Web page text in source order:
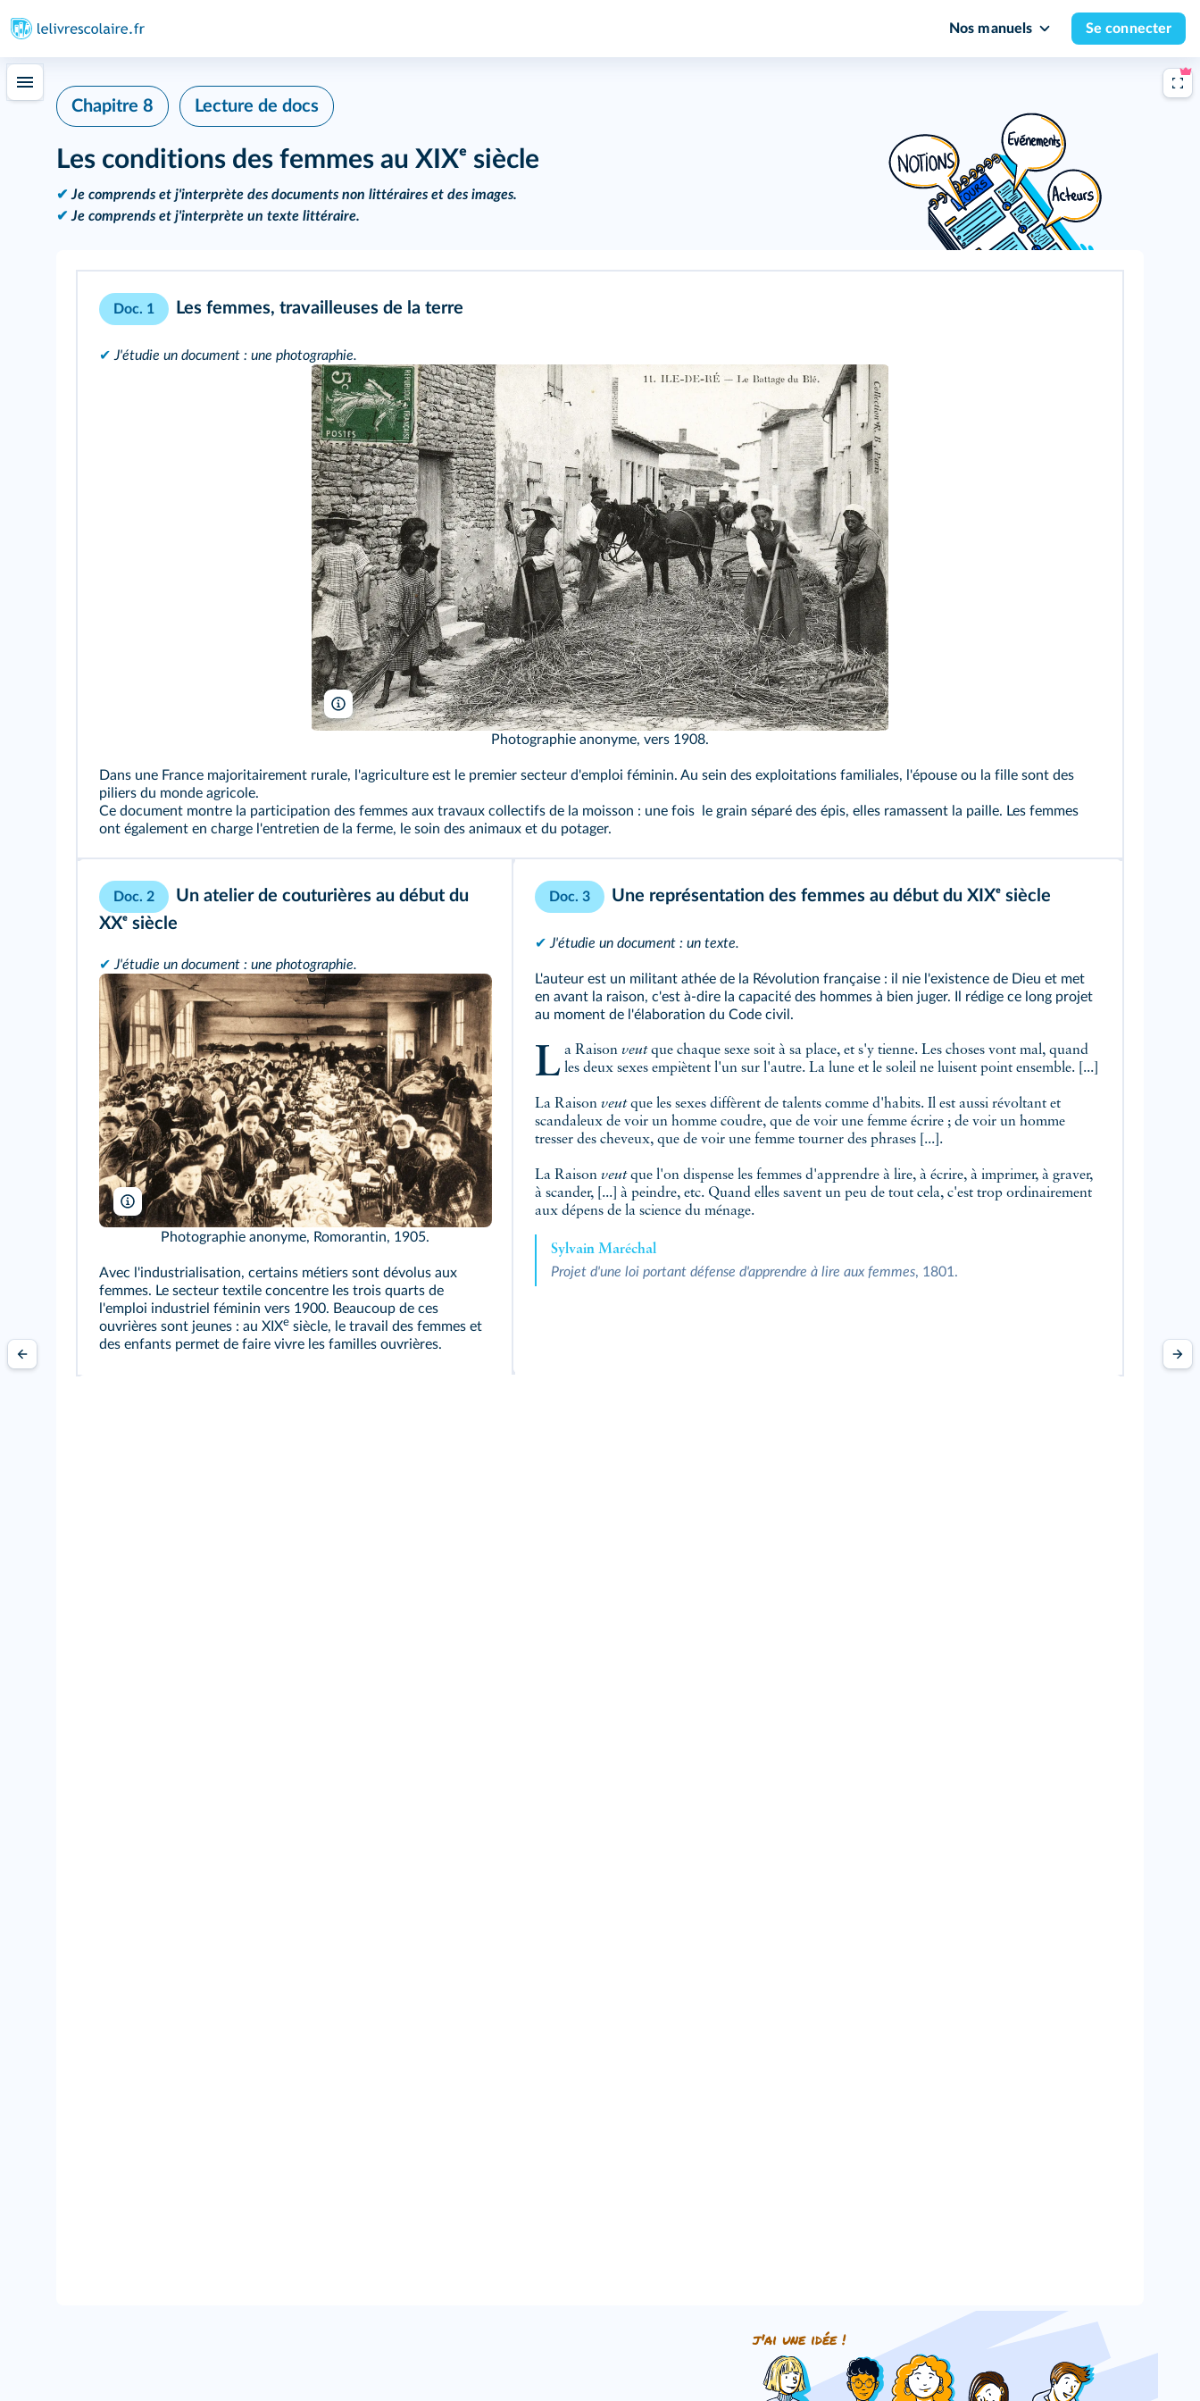
Nos manuels Se connecter
Chapitre 8 Lecture de docs
Les conditions des femmes au XIXᵉ siècle
✔ Je comprends et j'interprète des documents non littéraires et des images.
✔ Je comprends et j'interprète un texte littéraire.
Doc. 1 Les femmes, travailleuses de la terre
✔ J'étudie un document : une photographie.
Coll. IM/Kharbine-Tapabor
Photographie anonyme, vers 1908.
Dans une France majoritairement rurale, l'agriculture est le premier secteur d'emploi féminin. Au sein des exploitations familiales, l'épouse ou la fille sont des
piliers du monde agricole.
Ce document montre la participation des femmes aux travaux collectifs de la moisson : une fois le grain séparé des épis, elles ramassent la paille. Les femmes
ont également en charge l'entretien de la ferme, le soin des animaux et du potager.
Doc. 2
Un atelier de couturières au début du
XXᵉ siècle
✔ J'étudie un document : une photographie.
Rue des Archives/RDA
Photographie anonyme, Romorantin, 1905.
Avec l'industrialisation, certains métiers sont dévolus aux
femmes. Le secteur textile concentre les trois quarts de
l'emploi industriel féminin vers 1900. Beaucoup de ces
ouvrières sont jeunes : au XIXe siècle, le travail des femmes et
des enfants permet de faire vivre les familles ouvrières.
Doc. 3 Une représentation des femmes au début du XIXᵉ siècle
✔ J'étudie un document : un texte.
L'auteur est un militant athée de la Révolution française : il nie l'existence de Dieu et met
en avant la raison, c'est à-dire la capacité des hommes à bien juger. Il rédige ce long projet
au moment de l'élaboration du Code civil.
La Raisonveutque chaque sexe soit à sa place, et s'y tienne. Les choses vont mal, quand
les deux sexes empiètent l'un sur l'autre. La lune et le soleil ne luisent point ensemble. [...]
La Raison veutque les sexes diffèrent de talents comme d'habits. Il est aussi révoltant et
scandaleux de voir un homme coudre, que de voir une femme écrire ; de voir un homme
tresser des cheveux, que de voir une femme tourner des phrases [...].
La Raison veutque l'on dispense les femmes d'apprendre à lire, à écrire, à imprimer, à graver,
à scander, [...] à peindre, etc. Quand elles savent un peu de tout cela, c'est tropordinairement
aux dépens de la science du ménage.
Sylvain Maréchal
Projet d'une loi portant défense d'apprendre à lire aux femmes, 1801.
j'ai une idée !